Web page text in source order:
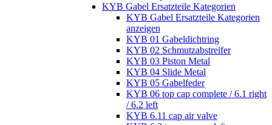
KYB Gabel Ersatzteile Kategorien
KYB Gabel Ersatzteile Kategorien
anzeigen
KYB 01 Gabeldichtring
KYB 02 Schmutzabstreifer
KYB 03 Piston Metal
KYB 04 Slide Metal
KYB 05 Gabelfeder
KYB 06 top cap complete / 6.1 right
/ 6.2 left
KYB 6.11 cap air valve